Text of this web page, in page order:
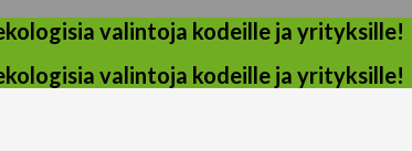
valintoja kodeille ja yrityksille!
valintoja kodeille ja yrityksille!